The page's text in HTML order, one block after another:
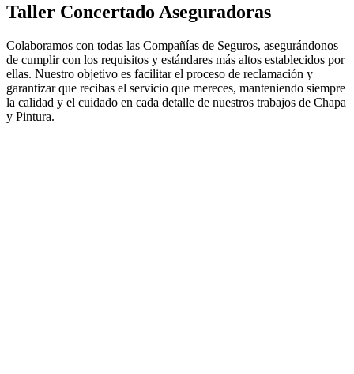
Taller Concertado Aseguradoras
Colaboramos con todas las Compañías de Seguros, asegurándonos
de cumplir con los requisitos y estándares más altos establecidos por
ellas. Nuestro objetivo es facilitar el proceso de reclamación y
garantizar que recibas el servicio que mereces, manteniendo siempre
la calidad y el cuidado en cada detalle de nuestros trabajos de Chapa
y Pintura.